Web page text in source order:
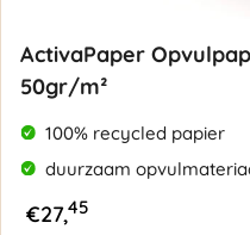
ActivaPaper
50gr/m²
100% recycled papier
duurzaam
€27,45